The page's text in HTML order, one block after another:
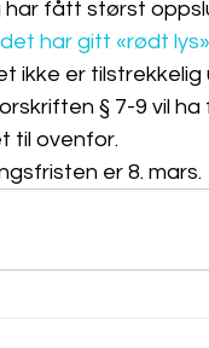
fått størst
har gitt «rødt lys»
ikke er tilstrekkelig
§ 7-9 vil
til ovenfor.
er 8. mars.